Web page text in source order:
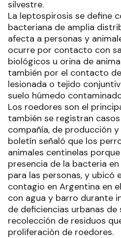
silvestre.
La leptospirosis se define
bacteriana de amplia
afecta a personas y
ocurre por contacto con
biológicos u orina de
también por el contacto
lesionada o tejido
suelo húmedo
Los roedores son el
también se registran
compañía, de producción
boletín señaló que los
animales centinelas
presencia de la bacteria
para las personas, y ubicó
contagio en Argentina en
con agua y barro durante
de deficiencias urbanas
recolección de residuos
proliferación de roedores.